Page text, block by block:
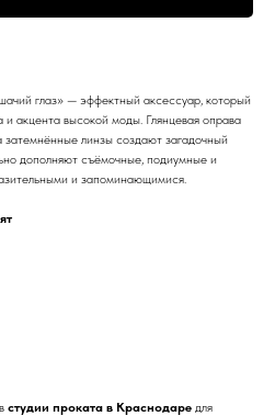
глаз» — эффектный аксессуар, который
и акцента высокой моды. Глянцевая оправа
затемнённые линзы создают загадочный
дополняют съёмочные, подиумные и
и запоминающимися.
студии проката в Краснодаре для